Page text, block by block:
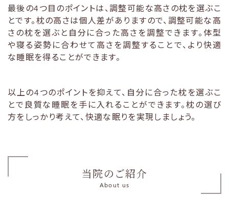
最後の4つ目のポイントは、調整可能な高さの枕を選ぶこ
とです。枕の高さは個人差がありますので、調整可能な高
さの枕を選ぶと自分に合った高さを調整できます。体型
や寝る姿勢に合わせて高さを調整することで、より快適
な睡眠を得ることができます。
以上の4つのポイントを抑えて、自分に合った枕を選ぶこ
とで良質な睡眠を手に入れることができます。枕の選び
方をしっかり考えて、快適な眠りを実現しましょう。
当院のご紹介
About us